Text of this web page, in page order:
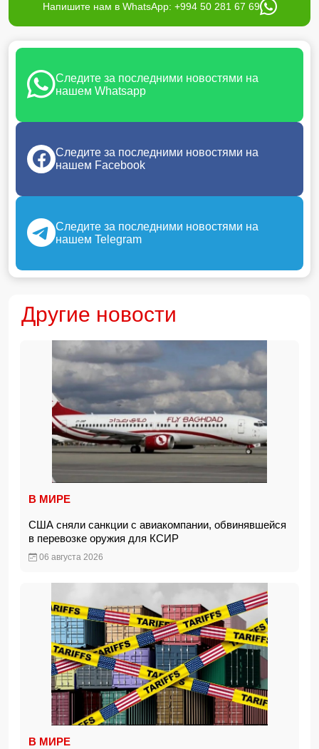
Напишите нам в WhatsApp: +994 50 281 67 69
Следите за последними новостями на
нашем Whatsapp
Следите за последними новостями на
нашем Facebook
Следите за последними новостями на
нашем Telegram
Другие новости
В МИРЕ
США сняли санкции с авиакомпании, обвинявшейся
в перевозке оружия для КСИР
06 августа 2026
В МИРЕ